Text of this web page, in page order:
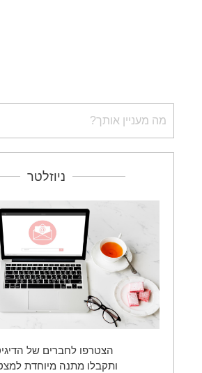
ניוזלטר
הצטרפו לחברים של
ותקבלו מתנה מיוחדת